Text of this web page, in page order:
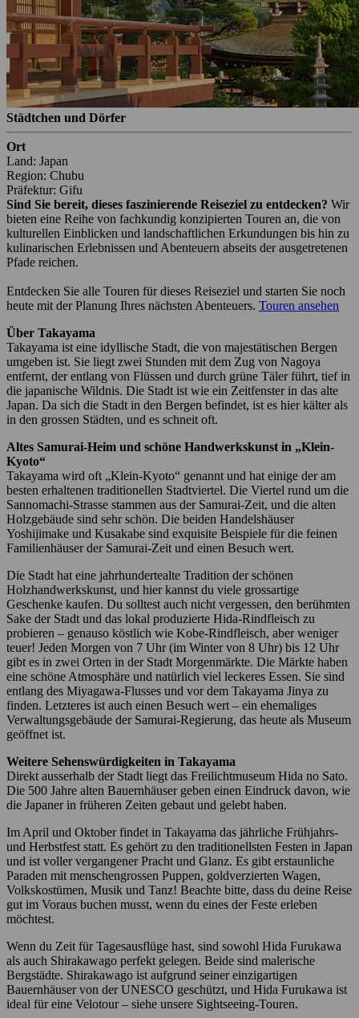
Städtchen und Dörfer
Ort
Land: Japan
Region: Chubu
Präfektur: Gifu
Sind Sie bereit, dieses faszinierende Reiseziel zu entdecken? Wir
bieten eine Reihe von fachkundig konzipierten Touren an, die von
kulturellen Einblicken und landschaftlichen Erkundungen bis hin zu
kulinarischen Erlebnissen und Abenteuern abseits der ausgetretenen
Pfade reichen.
Entdecken Sie alle Touren für dieses Reiseziel und starten Sie noch
heute mit der Planung Ihres nächsten Abenteuers. Touren ansehen
Über Takayama
Takayama ist eine idyllische Stadt, die von majestätischen Bergen
umgeben ist. Sie liegt zwei Stunden mit dem Zug von Nagoya
entfernt, der entlang von Flüssen und durch grüne Täler führt, tief in
die japanische Wildnis. Die Stadt ist wie ein Zeitfenster in das alte
Japan. Da sich die Stadt in den Bergen befindet, ist es hier kälter als
in den grossen Städten, und es schneit oft.
Altes Samurai-Heim und schöne Handwerkskunst in „Klein-
Kyoto“
Takayama wird oft „Klein-Kyoto“ genannt und hat einige der am
besten erhaltenen traditionellen Stadtviertel. Die Viertel rund um die
Sannomachi-Strasse stammen aus der Samurai-Zeit, und die alten
Holzgebäude sind sehr schön. Die beiden Handelshäuser
Yoshijimake und Kusakabe sind exquisite Beispiele für die feinen
Familienhäuser der Samurai-Zeit und einen Besuch wert.
Die Stadt hat eine jahrhundertealte Tradition der schönen
Holzhandwerkskunst, und hier kannst du viele grossartige
Geschenke kaufen. Du solltest auch nicht vergessen, den berühmten
Sake der Stadt und das lokal produzierte Hida-Rindfleisch zu
probieren – genauso köstlich wie Kobe-Rindfleisch, aber weniger
teuer! Jeden Morgen von 7 Uhr (im Winter von 8 Uhr) bis 12 Uhr
gibt es in zwei Orten in der Stadt Morgenmärkte. Die Märkte haben
eine schöne Atmosphäre und natürlich viel leckeres Essen. Sie sind
entlang des Miyagawa-Flusses und vor dem Takayama Jinya zu
finden. Letzteres ist auch einen Besuch wert – ein ehemaliges
Verwaltungsgebäude der Samurai-Regierung, das heute als Museum
geöffnet ist.
Weitere Sehenswürdigkeiten in Takayama
Direkt ausserhalb der Stadt liegt das Freilichtmuseum Hida no Sato.
Die 500 Jahre alten Bauernhäuser geben einen Eindruck davon, wie
die Japaner in früheren Zeiten gebaut und gelebt haben.
Im April und Oktober findet in Takayama das jährliche Frühjahrs-
und Herbstfest statt. Es gehört zu den traditionellsten Festen in Japan
und ist voller vergangener Pracht und Glanz. Es gibt erstaunliche
Paraden mit menschengrossen Puppen, goldverzierten Wagen,
Volkskostümen, Musik und Tanz! Beachte bitte, dass du deine Reise
gut im Voraus buchen musst, wenn du eines der Feste erleben
möchtest.
Wenn du Zeit für Tagesausflüge hast, sind sowohl Hida Furukawa
als auch Shirakawago perfekt gelegen. Beide sind malerische
Bergstädte. Shirakawago ist aufgrund seiner einzigartigen
Bauernhäuser von der UNESCO geschützt, und Hida Furukawa ist
ideal für eine Velotour – siehe unsere Sightseeing-Touren.